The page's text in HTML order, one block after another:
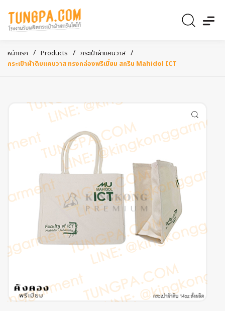
หน้าแรก / Products / กระเป๋าผ้าแคนวาส /
กระเป๋าผ้าดิบแคนวาส ทรงกล่องพรีเมี่ยม สกรีน Mahidol ICT